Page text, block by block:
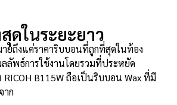
ดในระยะยาว
ยถึงแค่ราคาริบบอนที่ถูกที่สุดในท้อง
ลัพธ์การใช้งานโดยรวมที่ประหยัด
B115W ถือเป็นริบบอน Wax ที่มี
าก